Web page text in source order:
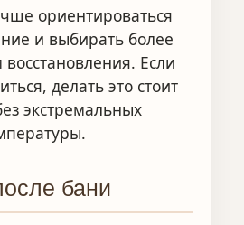
ориентироваться
и выбирать более
Если
делать это стоит
экстремальных
бани